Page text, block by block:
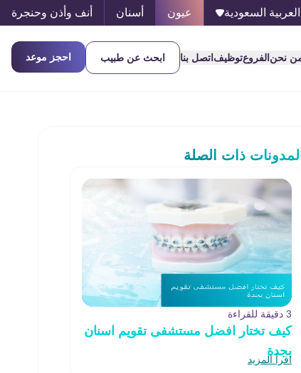
السعودية عيون أسنان أنف وأذن وحنجرة
نحن الفروعتوظيف اتصل بنا ابحث عن طبيب احجز موعد
المدونات ذات الصلة
3 دقيقة للقراءة
كيف تختار افضل مستشفى تقويم اسنان
بجدة
اقرأ المزيد